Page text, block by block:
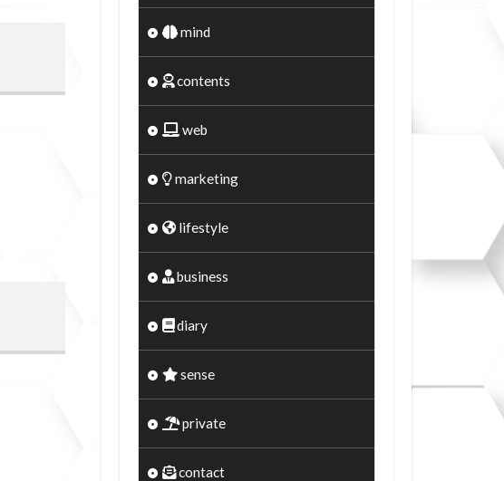
mind
contents
web
marketing
lifestyle
business
diary
sense
private
contact